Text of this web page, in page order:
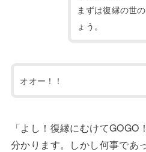
まずは復縁の世
ょう。
オオー ！！
「よし！復縁にむけて
分かります。しかし何事であ